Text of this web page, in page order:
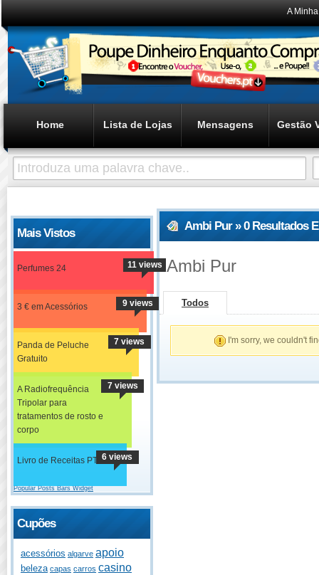
A
Home Lista de Lojas Mensagens Gestão
Mais Vistos
Perfumes 24 11 views
3 € em Acessórios 9 views
Panda de Peluche
Gratuito
7 views
A Radiofrequência
Tripolar para
tratamentos de rosto e
corpo
7 views
Livro de Receitas PT 6 views
Popular Posts Bars Widget
Cupões
acessórios algarve apoio
beleza capas carros casino
Ambi Pur » 0 Resultados
Ambi Pur
Todos
I'm sorry, we couldn't